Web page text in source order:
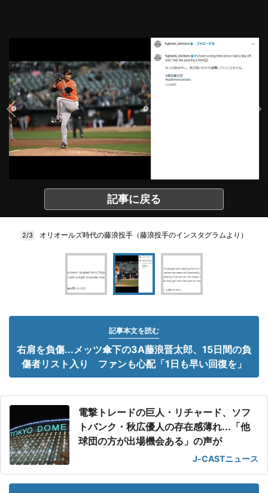
記事に戻る
2/3 オリオールズ時代の藤浪投手（藤浪投手のインスタグラムより）
記事本文を読む
右肩を負傷...メッツ傘下の3A藤浪晋太郎、15日間の負
傷者リスト入り ファンも心配「1日も早い回復を」
電撃トレードの巨人・リチャード、ソフ
トバンク・秋広優人の存在感薄れ...「他
球団の方が出場機会ある」の声が
J-CASTニュース